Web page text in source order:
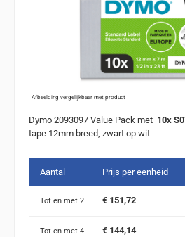
Afbeelding vergelijkbaar met product
Dymo 2093097 Value Pack met 10x
tape 12mm breed, zwart op wit
Aantal Prijs per eenheid
Tot en met 2 € 151,72
Tot en met 4 € 144,14